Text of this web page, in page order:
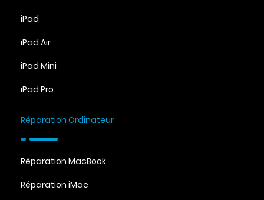
iPad
iPad Air
iPad Mini
iPad Pro
Réparation Ordinateur
Réparation MacBook
Réparation iMac